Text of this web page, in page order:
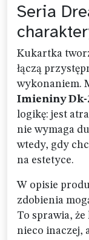
Seria
Kukartka
łączą
wykonaniem.
Imieniny Dk-
logikę: jest
nie wymaga
wtedy, gdy
na estetyce.
W opisie
zdobienia
To sprawia,
nieco inaczej,